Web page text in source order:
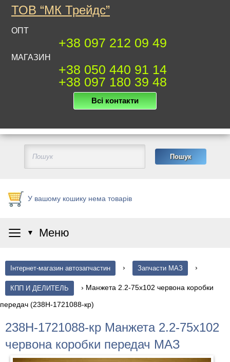
ТОВ “МК Трейдс”
ОПТ
+38 097 212 09 49
МАГАЗИН
+38 050 440 91 14
+38 097 180 39 48
Всі контакти
У вашому кошику нема товарів
≡ ▼ Меню
Інтернет-магазин автозапчастин › Запчасти МАЗ ›
КПП И ДЕЛИТЕЛЬ › Манжета 2.2-75х102 червона коробки
передач (238Н-1721088-кр)
238Н-1721088-кр Манжета 2.2-75х102
червона коробки передач МАЗ